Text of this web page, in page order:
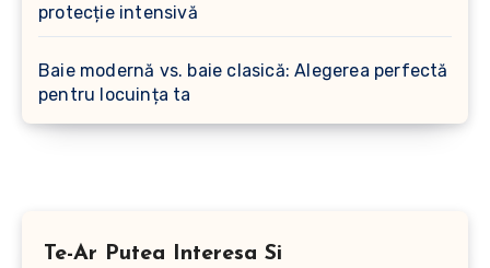
protecție intensivă
Baie modernă vs. baie clasică: Alegerea perfectă
pentru locuința ta
Te-Ar Putea Interesa Si